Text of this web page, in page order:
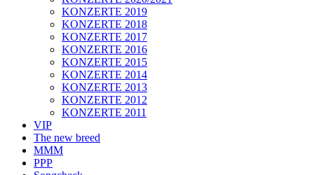
KONZERTE 2019
KONZERTE 2018
KONZERTE 2017
KONZERTE 2016
KONZERTE 2015
KONZERTE 2014
KONZERTE 2013
KONZERTE 2012
KONZERTE 2011
VIP
The new breed
MMM
PPP